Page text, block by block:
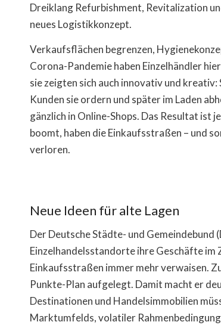
Dreiklang Refurbishment, Revitalization
neues Logistikkonzept.
Verkaufsflächen begrenzen,
Corona-Pandemie haben Einzelhändler
sie zeigten sich auch innovativ und
Kunden sie ordern und später im Laden
gänzlich in Online-Shops. Das Resultat
boomt, haben die Einkaufsstraßen – und
verloren.
Neue Ideen für alte Lagen
Der Deutsche Städte- und Gemeindebund
Einzelhandelsstandorte ihre Geschäfte
Einkaufsstraßen immer mehr verwaisen.
Punkte-Plan aufgelegt. Damit macht er
Destinationen und Handelsimmobilien
Marktumfelds, volatiler